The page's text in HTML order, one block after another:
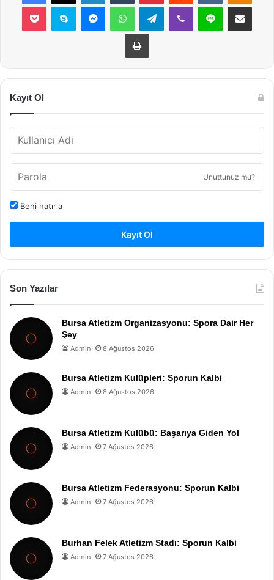
Pocket Skype MessengerWhatsAppTelegramViber Line E-Posta ile
Yazdır
Kayıt Ol
Unuttunuz mu?
Beni hatırla
Kayıt Ol
Son Yazılar
Bursa Atletizm Organizasyonu: Spora Dair Her
Şey
Admin 8 Ağustos 2026
Bursa Atletizm Kulüpleri: Sporun Kalbi
Admin 8 Ağustos 2026
Bursa Atletizm Kulübü: Başarıya Giden Yol
Admin 7 Ağustos 2026
Bursa Atletizm Federasyonu: Sporun Kalbi
Admin 7 Ağustos 2026
Burhan Felek Atletizm Stadı: Sporun Kalbi
Admin 7 Ağustos 2026